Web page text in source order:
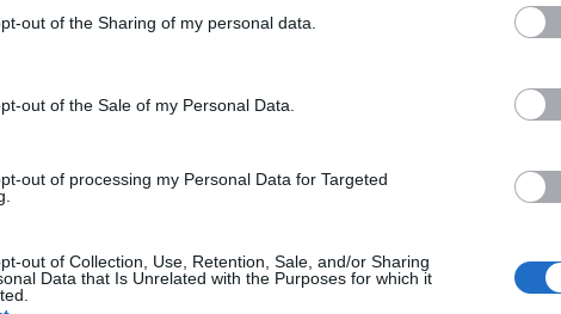
out of the Sharing of my personal data.
out of the Sale of my Personal Data.
out of processing my Personal Data for Targeted
out of Collection, Use, Retention, Sale, and/or Sharing
Data that Is Unrelated with the Purposes for which it